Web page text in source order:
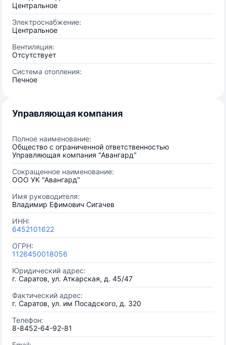
Центральное
Электроснабжение:
Центральное
Вентиляция:
Отсутствует
Система отопления:
Печное
Управляющая компания
Полное наименование:
Общество с ограниченной ответственностью
Управляющая компания "Авангард"
Сокращенное наименование:
ООО УК "Авангард"
Имя руководителя:
Владимир Ефимович Сигачев
ИНН:
6452101622
ОГРН:
1126450018056
Юридический адрес:
г. Саратов, ул. Аткарская, д. 45/47
Фактический адрес:
г. Саратов, ул. им Посадского, д. 320
Телефон:
8-8452-64-92-81